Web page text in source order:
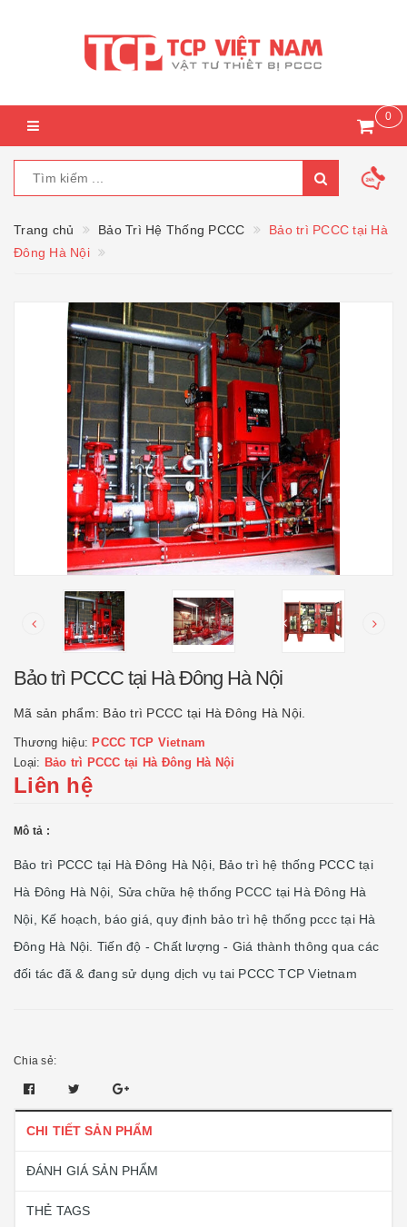
0
Trang chủ Bảo Trì Hệ Thống PCCC
Bảo trì PCCC tại Hà
Đông Hà Nội
Bảo trì PCCC tại Hà Đông Hà Nội
Mã sản phẩm: Bảo trì PCCC tại Hà Đông Hà Nội.
Thương hiệu: PCCC TCP Vietnam
Loại: Bảo trì PCCC tại Hà Đông Hà Nội
Liên hệ
Mô tả :
Bảo trì PCCC tại Hà Đông Hà Nội, Bảo trì hệ thống PCCC tại
Hà Đông Hà Nội, Sửa chữa hệ thống PCCC tại Hà Đông Hà
Nội, Kế hoạch, báo giá, quy định bảo trì hệ thống pccc tại Hà
Đông Hà Nội. Tiến độ - Chất lượng - Giá thành thông qua các
đối tác đã & đang sử dụng dịch vụ tai PCCC TCP Vietnam
Chia sẻ:
CHI TIẾT SẢN PHẨM
ĐÁNH GIÁ SẢN PHẨM
THẺ TAGS